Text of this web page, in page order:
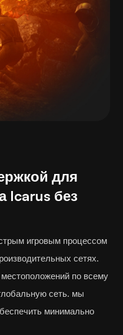
для
Icarus без
игровым процессом
сетях.
по всему
сеть. мы
минимально